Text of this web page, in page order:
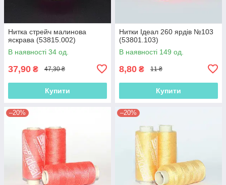
Нитка стрейч малинова
яскрава (53815.002)
В наявності 34 од.
37,90 ₴ 47,30 ₴
Купити
Нитки Ідеал 260 ярдів №103
(53801.103)
В наявності 149 од.
8,80 ₴ 11 ₴
Купити
–20% –20%